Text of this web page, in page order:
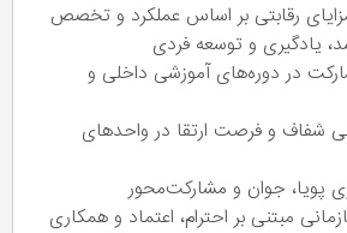
رقابتی بر اساس عملکرد و تخصص
یادگیری و توسعه فردی
در دوره‌های آموزشی داخلی و
شفاف و فرصت ارتقا در واحدهای
پویا، جوان و مشارکت‌محور
مبتنی بر احترام، اعتماد و همکاری